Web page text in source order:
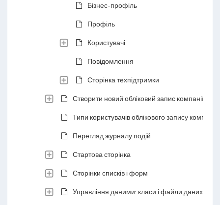
Бізнес-профіль
Профіль
Користувачі
Повідомлення
Сторінка техпідтримки
Створити новий обліковий запис компанії
Типи користувачів облікового запису компанії
Перегляд журналу подій
Стартова сторінка
Сторінки списків і форм
Управління даними: класи і файли даних